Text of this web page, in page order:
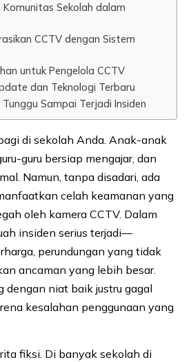
Sekolah dalam
CCTV dengan Sistem
untuk Pengelola CCTV
dan Teknologi Terbaru
Sampai Terjadi Insiden
di sekolah Anda. Anak-anak
guru bersiap mengajar, dan
Namun, tanpa disadari, ada
celah keamanan yang
oleh kamera CCTV. Dalam
insiden serius terjadi—
perundungan yang tidak
ancaman yang lebih besar.
dengan niat baik justru gagal
kesalahan penggunaan yang
fiksi. Di banyak sekolah di